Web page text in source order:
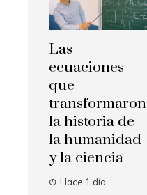
Las
ecuaciones
que
transformaron
la historia de
la humanidad
y la ciencia
Hace 1 día